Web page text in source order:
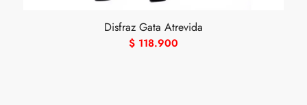
Disfraz Gata Atrevida
$118.900